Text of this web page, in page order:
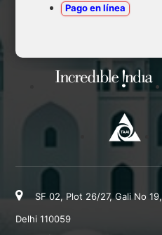
Pago en línea
SF 02, Plot 26/27, Gali No
Delhi 110059